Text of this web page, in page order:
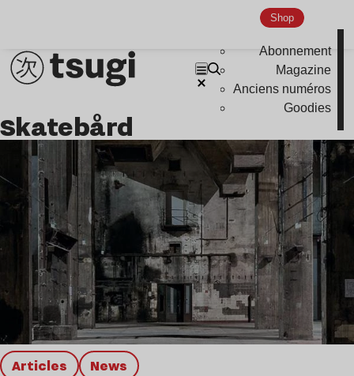
Shop
Abonnement
Magazine
Anciens numéros
Goodies
Indie
Skatebård
Articles news